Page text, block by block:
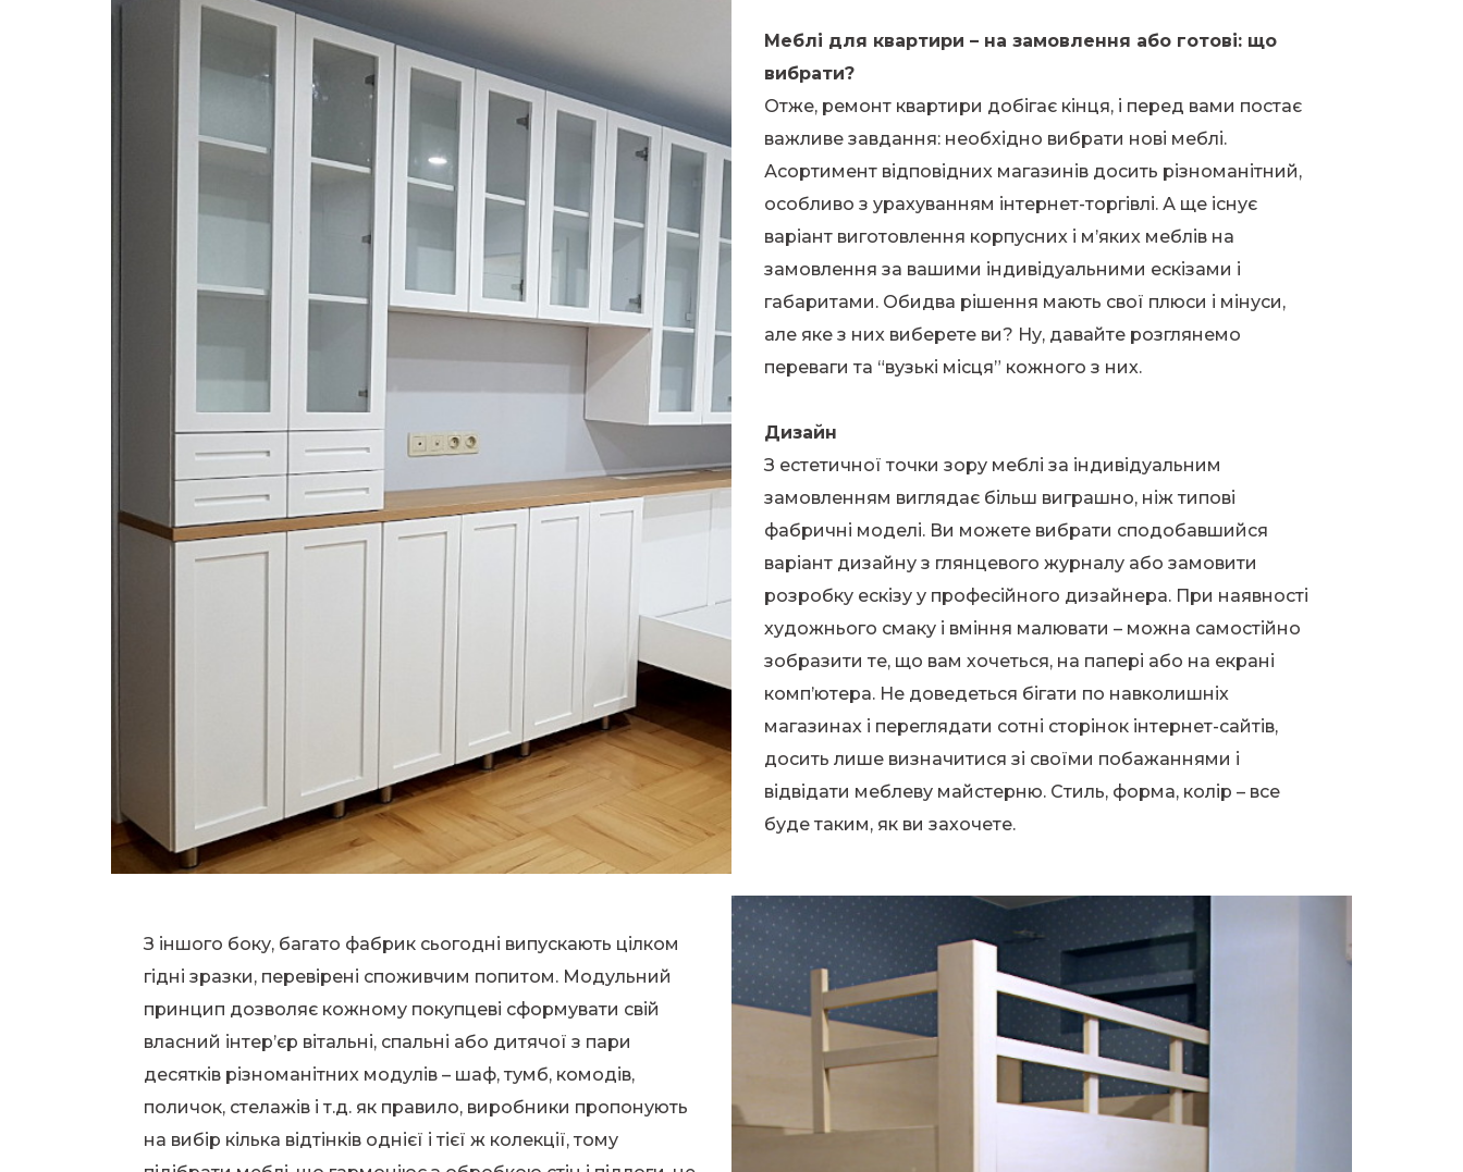
Меблі для квартири – на замовлення або готові: що
вибрати?
Отже, ремонт квартири добігає кінця, і перед вами постає
важливе завдання: необхідно вибрати нові меблі.
Асортимент відповідних магазинів досить різноманітний,
особливо з урахуванням інтернет-торгівлі. А ще існує
варіант виготовлення корпусних і м’яких меблів на
замовлення за вашими індивідуальними ескізами і
габаритами. Обидва рішення мають свої плюси і мінуси,
але яке з них виберете ви? Ну, давайте розглянемо
переваги та “вузькі місця” кожного з них.
Дизайн
З естетичної точки зору меблі за індивідуальним
замовленням виглядає більш виграшно, ніж типові
фабричні моделі. Ви можете вибрати сподобавшийся
варіант дизайну з глянцевого журналу або замовити
розробку ескізу у професійного дизайнера. При наявності
художнього смаку і вміння малювати – можна самостійно
зобразити те, що вам хочеться, на папері або на екрані
комп’ютера. Не доведеться бігати по навколишніх
магазинах і переглядати сотні сторінок інтернет-сайтів,
досить лише визначитися зі своїми побажаннями і
відвідати меблеву майстерню. Стиль, форма, колір – все
буде таким, як ви захочете.
З іншого боку, багато фабрик сьогодні випускають цілком
гідні зразки, перевірені споживчим попитом. Модульний
принцип дозволяє кожному покупцеві сформувати свій
власний інтер’єр вітальні, спальні або дитячої з пари
десятків різноманітних модулів – шаф, тумб, комодів,
поличок, стелажів і т.д. як правило, виробники пропонують
на вибір кілька відтінків однієї і тієї ж колекції, тому